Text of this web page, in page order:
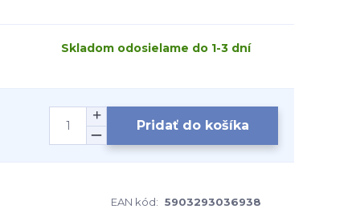
Skladom odosielame do 1-3 dní
Pridať do košíka
EAN kód: 5903293036938